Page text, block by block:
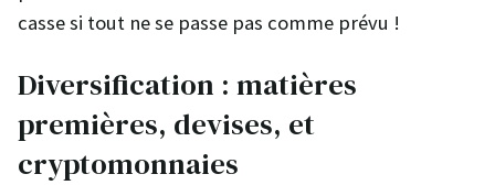
casse si tout ne se passe pas comme prévu !
Diversification : matières
premières, devises, et
cryptomonnaies